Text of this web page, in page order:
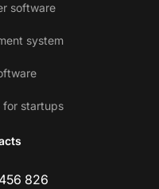
software
system
for startups
826